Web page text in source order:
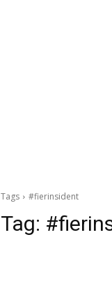
Tags #fierinsident
Tag: